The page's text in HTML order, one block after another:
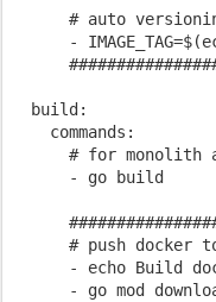
# auto
-
  build:
    commands:
# for monolith
      - go build
# push docker
- echo Build
- go mod